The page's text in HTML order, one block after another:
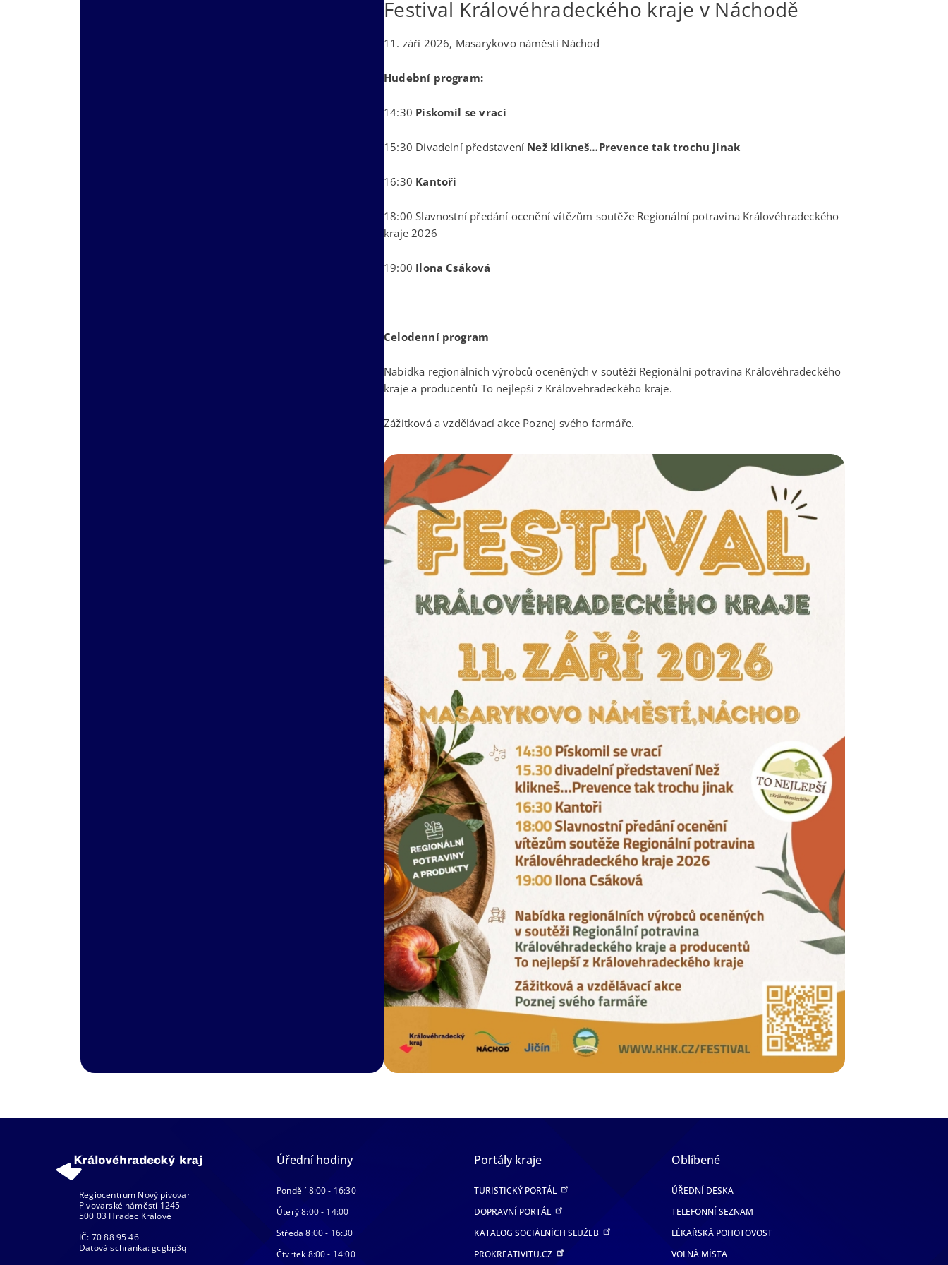
Festival Královéhradeckého kraje v Náchodě
11. září 2026, Masarykovo náměstí Náchod
Hudební program:
14:30 Pískomil se vrací
15:30 Divadelní představení Než klikneš…Prevence tak trochu jinak
16:30 Kantoři
18:00 Slavnostní předání ocenění vítězům soutěže Regionální potravina Královéhradeckého
kraje 2026
19:00 Ilona Csáková
Celodenní program
Nabídka regionálních výrobců oceněných v soutěži Regionální potravina Královéhradeckého
kraje a producentů To nejlepší z Královehradeckého kraje.
Zážitková a vzdělávací akce Poznej svého farmáře.
Regiocentrum Nový pivovar
Pivovarské náměstí 1245
500 03 Hradec Králové
IČ: 70 88 95 46
Datová schránka: gcgbp3q
Úřední hodiny
Pondělí 8:00 - 16:30
Úterý 8:00 - 14:00
Středa 8:00 - 16:30
Čtvrtek 8:00 - 14:00
Portály kraje
TURISTICKÝ PORTÁL
DOPRAVNÍ PORTÁL
KATALOG SOCIÁLNÍCH SLUŽEB
PROKREATIVITU.CZ
Oblíbené
ÚŘEDNÍ DESKA
TELEFONNÍ SEZNAM
LÉKAŘSKÁ POHOTOVOST
VOLNÁ MÍSTA